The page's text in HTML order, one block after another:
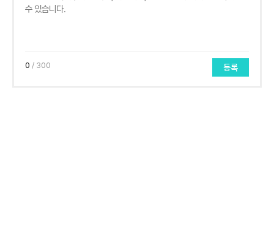
0 / 300 등록